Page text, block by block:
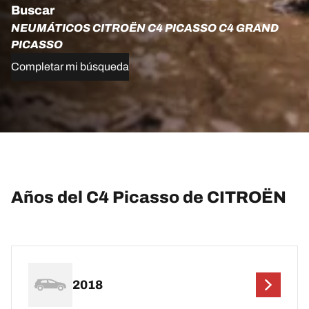
Buscar
NEUMÁTICOS CITROËN C4 PICASSO C4 GRAND
PICASSO
Completar mi búsqueda
Años del C4 Picasso de CITROËN
2018